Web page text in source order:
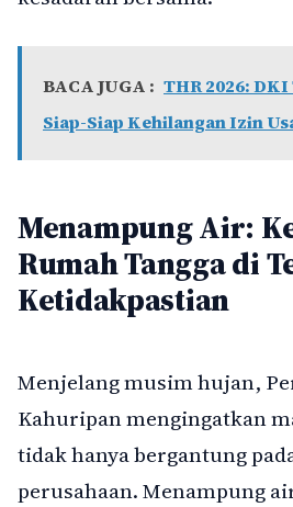
BACA JUGA : THR 2026:
Siap-Siap Kehilangan Izin
Menampung Air:
Rumah Tangga di
Ketidakpastian
Menjelang musim hujan,
Kahuripan mengingatkan
tidak hanya bergantung
perusahaan. Menampung